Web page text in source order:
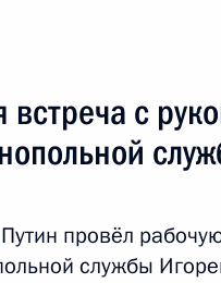
Италии
встреча с
провёл
службы